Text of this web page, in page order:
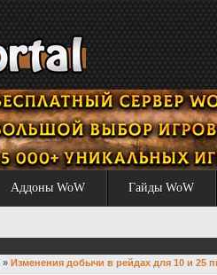
Аддоны WoW Гайды WoW
» Изменения добычи в рейдах для 10 и 25